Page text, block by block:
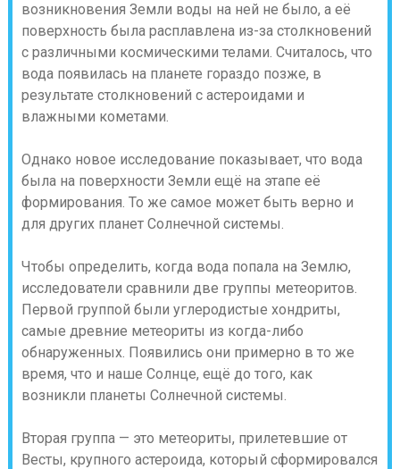
возникновения Земли воды на ней не было, а её
поверхность была расплавлена из-за столкновений
с различными космическими телами. Считалось, что
вода появилась на планете гораздо позже, в
результате столкновений с астероидами и
влажными кометами.
Однако новое исследование показывает, что вода
была на поверхности Земли ещё на этапе её
формирования. То же самое может быть верно и
для других планет Солнечной системы.
Чтобы определить, когда вода попала на Землю,
исследователи сравнили две группы метеоритов.
Первой группой были углеродистые хондриты,
самые древние метеориты из когда-либо
обнаруженных. Появились они примерно в то же
время, что и наше Солнце, ещё до того, как
возникли планеты Солнечной системы.
Вторая группа — это метеориты, прилетевшие от
Весты, крупного астероида, который сформировался